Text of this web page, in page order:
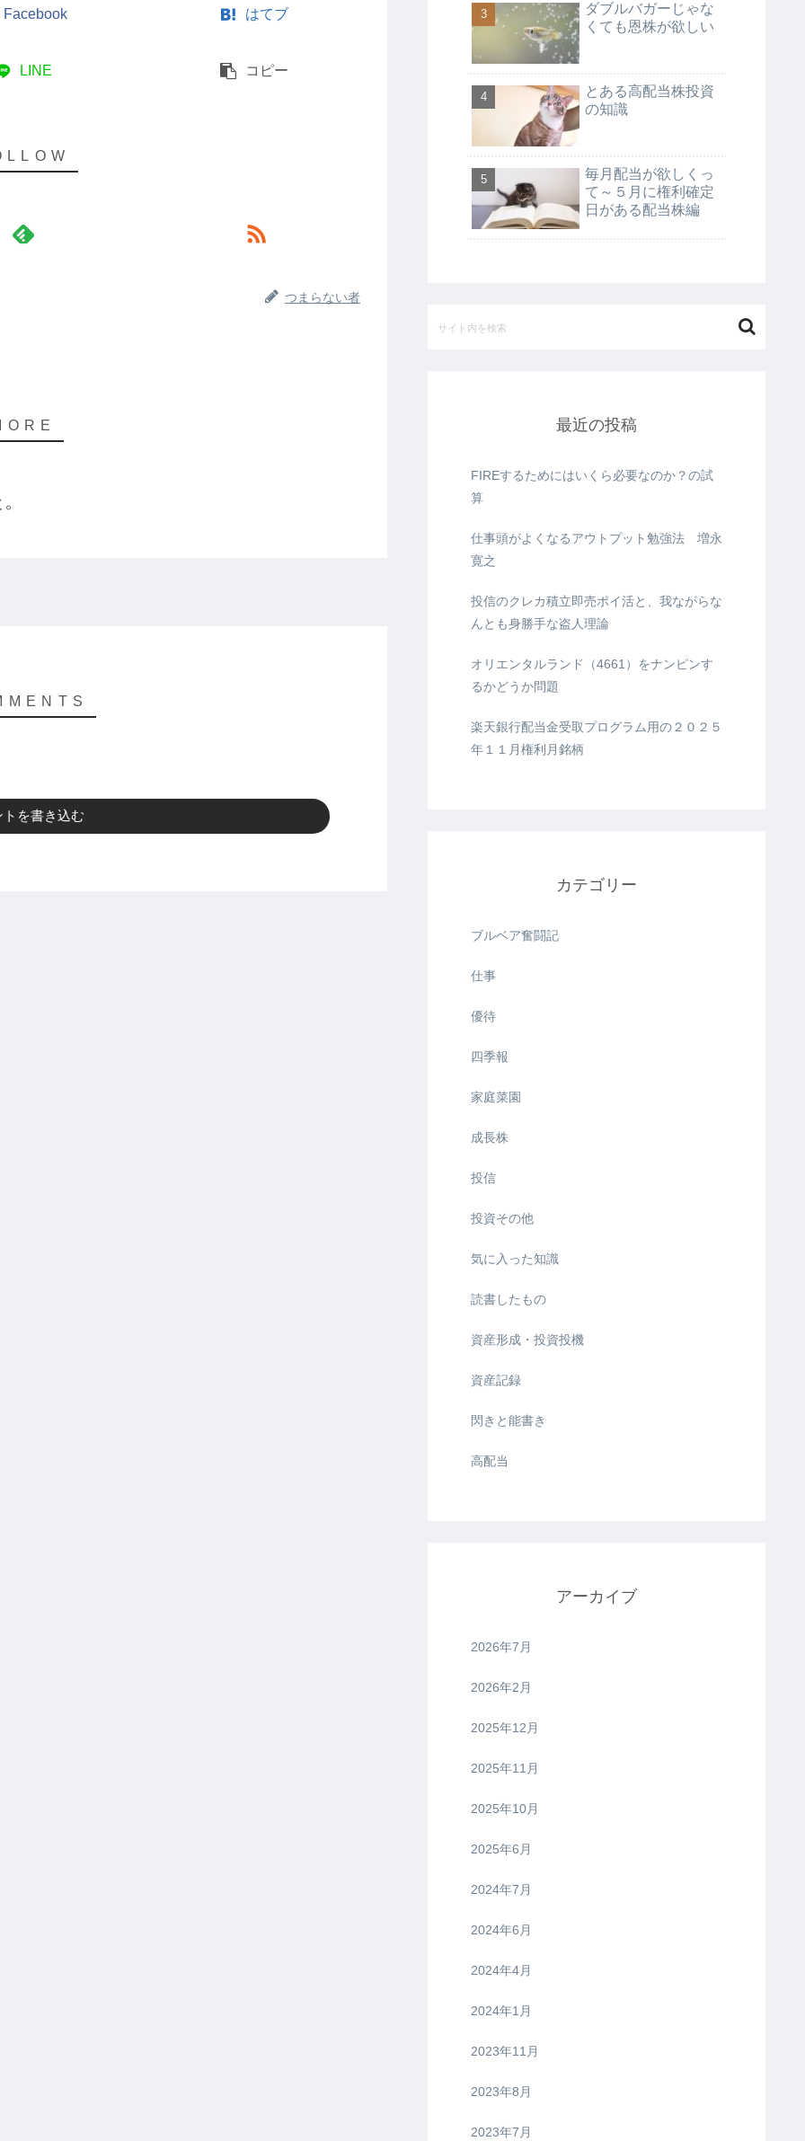
Facebook はてブ
LINE コピー
つまらない者
を書き込む
ダブルバガーじゃな
くても恩株が欲しい
とある高配当株投資
の知識
毎月配当が欲しくっ
て～５月に権利確定
日がある配当株編
最近の投稿
FIREするためにはいくら必要なのか？の試
算
仕事頭がよくなるアウトプット勉強法 増永
寛之
投信のクレカ積立即売ポイ活と、我ながらな
んとも身勝手な盗人理論
オリエンタルランド（4661）をナンピンす
るかどうか問題
楽天銀行配当金受取プログラム用の２０２５
年１１月権利月銘柄
カテゴリー
ブルベア奮闘記
仕事
優待
四季報
家庭菜園
成長株
投信
投資その他
気に入った知識
読書したもの
資産形成・投資投機
資産記録
閃きと能書き
高配当
アーカイブ
2026年7月
2026年2月
2025年12月
2025年11月
2025年10月
2025年6月
2024年7月
2024年6月
2024年4月
2024年1月
2023年11月
2023年8月
2023年7月